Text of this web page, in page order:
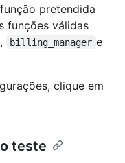
pretendida
funções válidas
, billing_manager e
clique em
teste